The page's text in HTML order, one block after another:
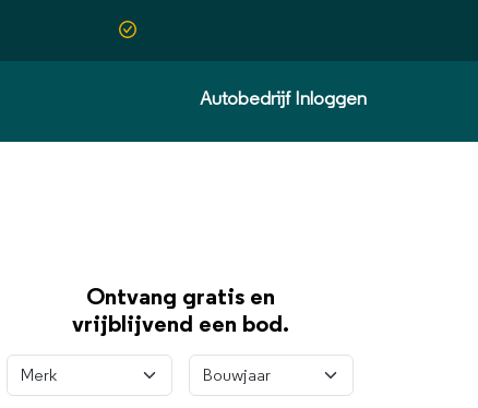
Autobedrijf Inloggen
Ontvang gratis en
vrijblijvend een bod.